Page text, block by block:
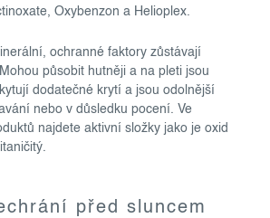
Oxybenzon a Helioplex.
ochranné faktory zůstávají
působit hutněji a na pleti jsou
dodatečné krytí a jsou odolnější
nebo v důsledku pocení. Ve
najdete aktivní složky jako je oxid
před sluncem